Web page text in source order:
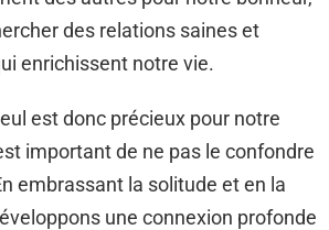
des relations saines et
enrichissent notre vie.
est donc précieux pour notre
important de ne pas le confondre
embrassant la solitude et en la
une connexion profonde